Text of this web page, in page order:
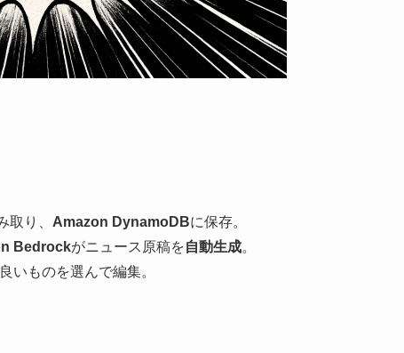
取り、 Amazon DynamoDBに保存。
Bedrockがニュース原稿を自動生成。
いものを選んで編集。